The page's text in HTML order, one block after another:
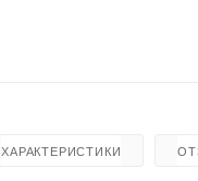
ХАРАКТЕРИСТИКИ